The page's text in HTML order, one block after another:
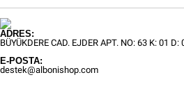
ADRES:
BÜYÜKDERE CAD. EJDER APT. NO: 63 K: 01 D:
E-POSTA:
destek@albonishop.com